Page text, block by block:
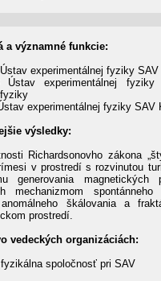
a významné funkcie:
Ústav experimentálnej fyziky
Ústav experimentálnej
experimentálnej fyziky SAV
výsledky:
Richardsonovho zákona
v prostredí s rozvinutou
generovania
mechanizmom
škálovania a
prostredí.
vedeckých organizáciách:
spoločnosť pri SAV